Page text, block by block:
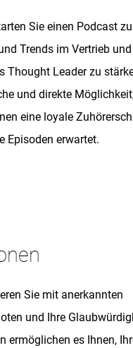
Sie einen Podcast zu
Trends im Vertrieb und
Thought Leader zu
und direkte
eine loyale
Episoden erwartet.
Sie mit anerkannten
und Ihre
ermöglichen es Ihnen,